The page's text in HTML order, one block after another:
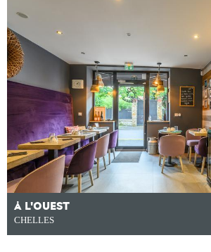
À L'OUEST
CHELLES